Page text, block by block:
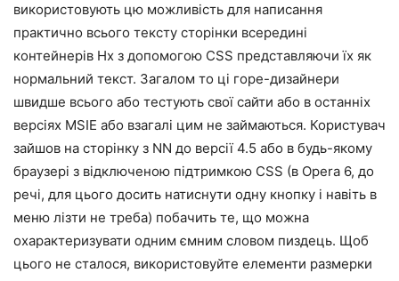
використовують цю можливість для написання
практично всього тексту сторінки всередині
контейнерів Hx з допомогою CSS представляючи їх як
нормальний текст. Загалом то ці горе-дизайнери
швидше всього або тестують свої сайти або в останніх
версіях MSIE або взагалі цим не займаються. Користувач
зайшов на сторінку з NN до версії 4.5 або в будь-якому
браузері з відключеною підтримкою CSS (в Opera 6, до
речі, для цього досить натиснути одну кнопку і навіть в
меню лізти не треба) побачить те, що можна
охарактеризувати одним ємним словом пиздець. Щоб
цього не сталося, використовуйте елементи размерки